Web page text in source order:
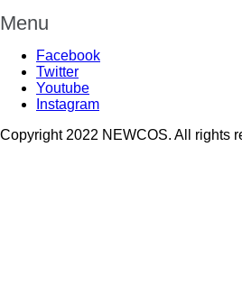
Menu
Facebook
Twitter
Youtube
Instagram
Copyright 2022 NEWCOS. All rights